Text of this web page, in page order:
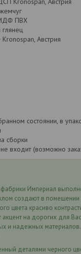
ПВХ
Австрия
состоянии, в
сборки
входит (возможно
фабрики Империал
создают в
цвета красиво
на дорогих для
и надежных материалов.
деталями черного